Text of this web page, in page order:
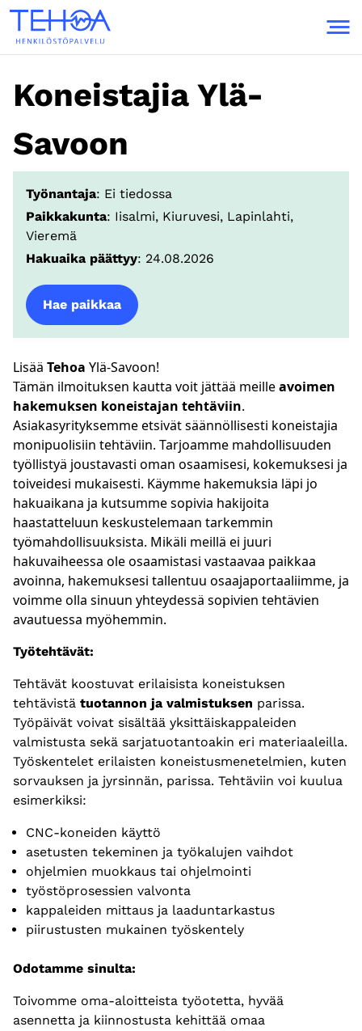
Skip to content
Koneistajia Ylä-
Savoon
Työnantaja: Ei tiedossa
Paikkakunta: Iisalmi, Kiuruvesi, Lapinlahti,
Vieremä
Hakuaika päättyy: 24.08.2026
Hae paikkaa
Lisää Tehoa Ylä-Savoon!
Tämän ilmoituksen kautta voit jättää meilleavoimen
hakemuksen koneistajan tehtäviin.
Asiakasyrityksemme etsivät säännöllisesti koneistajia
monipuolisiin tehtäviin. Tarjoamme mahdollisuuden
työllistyä joustavasti oman osaamisesi, kokemuksesi ja
toiveidesi mukaisesti. Käymme hakemuksia läpi jo
hakuaikana ja kutsumme sopivia hakijoita
haastatteluun keskustelemaan tarkemmin
työmahdollisuuksista. Mikäli meillä ei juuri
hakuvaiheessa ole osaamistasi vastaavaa paikkaa
avoinna, hakemuksesi tallentuu osaajaportaaliimme, ja
voimme olla sinuun yhteydessä sopivien tehtävien
avautuessa myöhemmin.
Työtehtävät:
Tehtävät koostuvat erilaisista koneistuksen
tehtävistä tuotannon ja valmistuksen parissa.
Työpäivät voivat sisältää yksittäiskappaleiden
valmistusta sekä sarjatuotantoakin eri materiaaleilla.
Työskentelet erilaisten koneistusmenetelmien, kuten
sorvauksen ja jyrsinnän, parissa. Tehtäviin voi kuulua
esimerkiksi:
CNC-koneiden käyttö
asetusten tekeminen ja työkalujen vaihdot
ohjelmien muokkaus tai ohjelmointi
työstöprosessien valvonta
kappaleiden mittaus ja laaduntarkastus
piirustusten mukainen työskentely
Odotamme sinulta:
Toivomme oma-aloitteista työotetta, hyvää
asennetta ja kiinnostusta kehittää omaa